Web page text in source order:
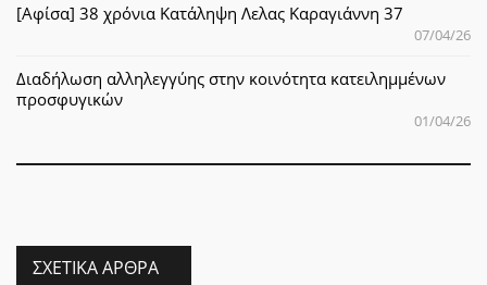
[Αφίσα] 38 χρόνια Κατάληψη Λελας Καραγιάννη 37
07/04/26
Διαδήλωση αλληλεγγύης στην κοινότητα κατειλημμένων
προσφυγικών
01/04/26
ΣΧΕΤΙΚΆ ΆΡΘΡΑ